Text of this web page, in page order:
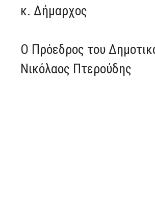
κ. Δήμαρχος
Ο Πρόεδρος του
Νικόλαος Πτερούδης